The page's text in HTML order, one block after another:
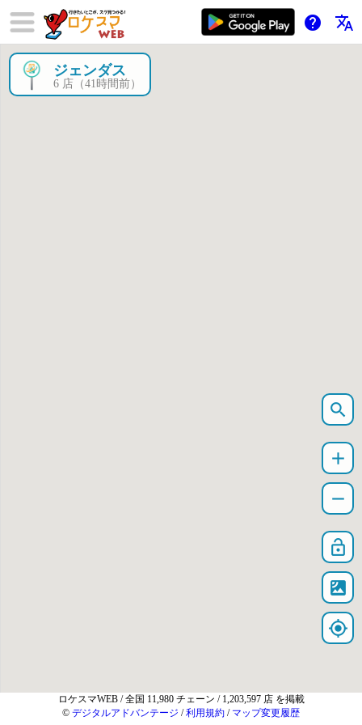
help translate
ジェンダス
6 店（41時間前）
search
add
remove
lock_open
satellite
my_location
ロケスマWEB / 全国 11,980 チェーン / 1,203,597 店 を掲載
© デジタルアドバンテージ /利用規約 / マップ変更履歴